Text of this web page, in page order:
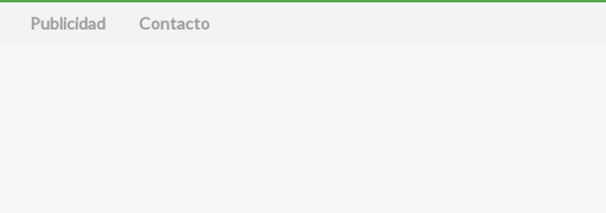
Publicidad Contacto